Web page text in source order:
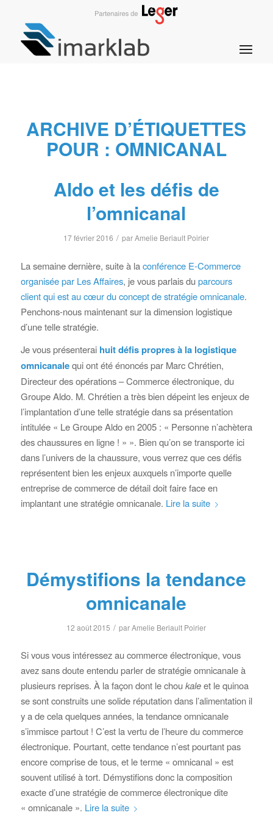
ARCHIVE D’ÉTIQUETTES
POUR : OMNICANAL
Aldo et les défis de
l’omnicanal
17 février 2016 / parAmelie Beriault Poirier
La semaine dernière, suite à laconférence E-Commerce
organisée par Les Affaires, je vous parlais duparcours
client qui est au cœur du concept de stratégie omnicanale.
Penchons-nous maintenant sur la dimension logistique
d’une telle stratégie.
Je vous présenterai huit défis propres à la logistique
omnicanalequi ont été énoncés par Marc Chrétien,
Directeur des opérations – Commerce électronique, du
Groupe Aldo. M. Chrétien a très bien dépeint les enjeux de
l’implantation d’une telle stratégie dans sa présentation
intitulée « Le Groupe Aldo en 2005 : « Personne n’achètera
des chaussures en ligne ! » ». Bien qu’on se transporte ici
dans l’univers de la chaussure, vous verrez que ces défis
représentent bien les enjeux auxquels n’importe quelle
entreprise de commerce de détail doit faire face en
implantant une stratégie omnicanale. Lire la suite
Démystifions la tendance
omnicanale
12 août 2015 / parAmelie Beriault Poirier
Si vous vous intéressez au commerce électronique, vous
avez sans doute entendu parler de stratégie omnicanale à
plusieurs reprises. À la façon dont le choukaleet le quinoa
se sont construits une solide réputation dans l’alimentation il
y a de cela quelques années, la tendance omnicanale
s’immisce partout ! C’est la vertu de l’heure du commerce
électronique. Pourtant, cette tendance n’est pourtant pas
encore comprise de tous, et le terme « omnicanal » est
souvent utilisé à tort. Démystifions donc la composition
exacte d’une stratégie de commerce électronique dite
« omnicanale ». Lire la suite